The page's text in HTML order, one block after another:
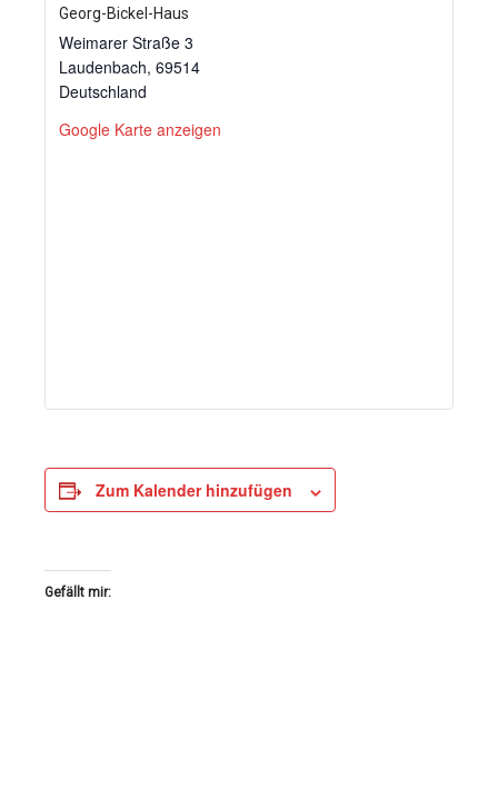
Georg-Bickel-Haus
Weimarer Straße 3
Laudenbach, 69514
Deutschland
Google Karte anzeigen
Zum Kalender hinzufügen
Gefällt mir: